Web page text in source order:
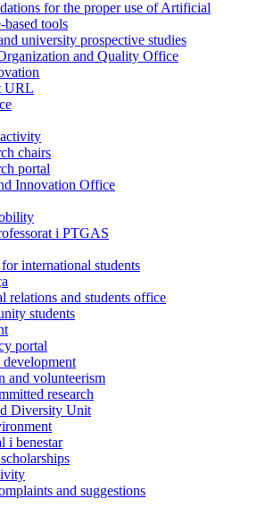
for the proper use of Artificial
tools
university prospective studies
and Quality Office
URL
chairs
portal
Innovation Office
i PTGAS
international students
relations and students office
students
portal
development
and volunteerism
research
Diversity Unit
i benestar
and suggestions